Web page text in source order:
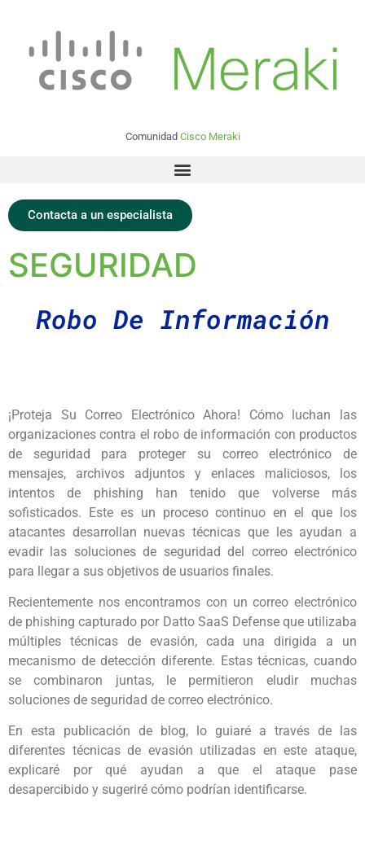
Comunidad Cisco Meraki
Contacta a un especialista
SEGURIDAD
Robo De Información
¡Proteja Su Correo Electrónico Ahora! Cómo luchan las
organizaciones contra el robo de información con productos
de seguridad para proteger su correo electrónico de
mensajes, archivos adjuntos y enlaces maliciosos, los
intentos de phishing han tenido que volverse más
sofisticados. Este es un proceso continuo en el que los
atacantes desarrollan nuevas técnicas que les ayudan a
evadir las soluciones de seguridad del correo electrónico
para llegar a sus objetivos de usuarios finales.
Recientemente nos encontramos con un correo electrónico
de phishing capturado por Datto SaaS Defense que utilizaba
múltiples técnicas de evasión, cada una dirigida a un
mecanismo de detección diferente. Estas técnicas, cuando
se combinaron juntas, le permitieron eludir muchas
soluciones de seguridad de correo electrónico.
En esta publicación de blog, lo guiaré a través de las
diferentes técnicas de evasión utilizadas en este ataque,
explicaré por qué ayudan a que el ataque pase
desapercibido y sugeriré cómo podrían identificarse.